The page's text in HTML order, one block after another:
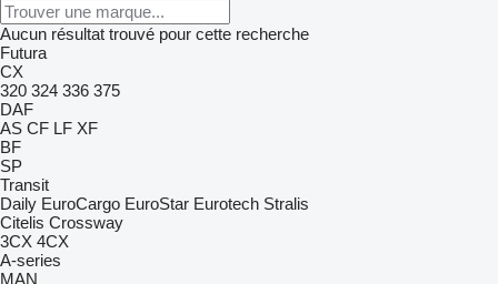
Aucun résultat trouvé pour cette recherche
Futura
CX
320 324 336 375
DAF
AS CF LF XF
BF
SP
Transit
Daily EuroCargo EuroStar Eurotech Stralis
Citelis Crossway
3CX 4CX
A-series
MAN